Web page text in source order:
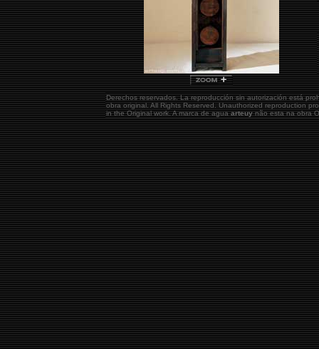
Derechos reservados. La reproducción sin autorización está
obra original.All Rights Reserved. Unauthorized reproduction
in the Original work. A marca de aguaarteuynão esta na obra